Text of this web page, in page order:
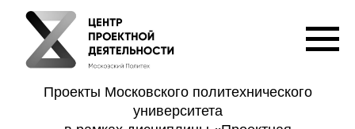
Проекты Московского политехнического
университета